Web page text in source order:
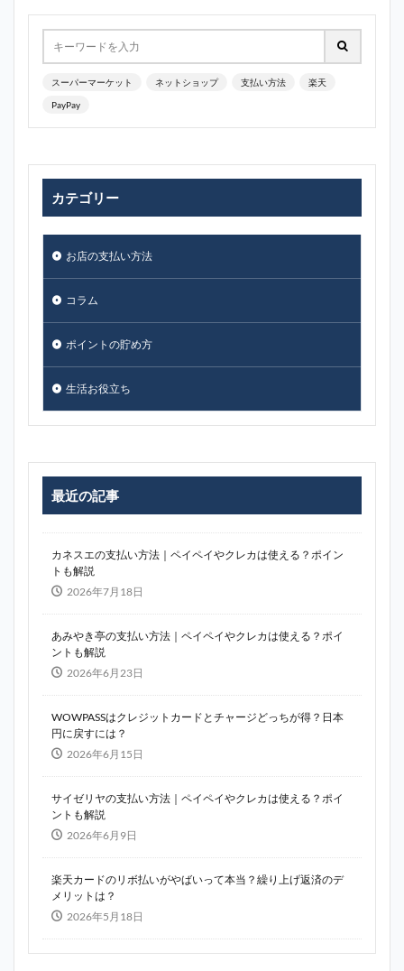
スーパーマーケット ネットショップ 支払い方法 楽天
PayPay
カテゴリー
お店の支払い方法
コラム
ポイントの貯め方
生活お役立ち
最近の記事
カネスエの支払い方法｜ペイペイやクレカは使える？ポイン
トも解説
2026年7月18日
あみやき亭の支払い方法｜ペイペイやクレカは使える？ポイ
ントも解説
2026年6月23日
WOWPASSはクレジットカードとチャージどっちが得？日本
円に戻すには？
2026年6月15日
サイゼリヤの支払い方法｜ペイペイやクレカは使える？ポイ
ントも解説
2026年6月9日
楽天カードのリボ払いがやばいって本当？繰り上げ返済のデ
メリットは？
2026年5月18日